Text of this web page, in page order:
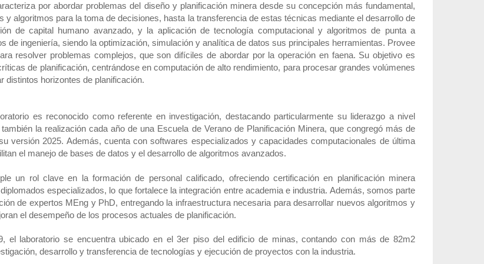
por abordar problemas del diseño y planificación minera desde su concepción más fundamental,
y algoritmos para la toma de decisiones, hasta la transferencia de estas técnicas mediante el desarrollo de
de capital humano avanzado, y la aplicación de tecnología computacional y algoritmos de punta a
de ingeniería, siendo la optimización, simulación y analítica de datos sus principales herramientas. Provee
resolver problemas complejos, que son difíciles de abordar por la operación en faena. Su objetivo es
de planificación, centrándose en computación de alto rendimiento, para procesar grandes volúmenes
distintos horizontes de planificación.
es reconocido como referente en investigación, destacando particularmente su liderazgo a nivel
la realización cada año de una Escuela de Verano de Planificación Minera, que congregó más de
versión 2025. Además, cuenta con softwares especializados y capacidades computacionales de última
el manejo de bases de datos y el desarrollo de algoritmos avanzados.
un rol clave en la formación de personal calificado, ofreciendo certificación en planificación minera
especializados, lo que fortalece la integración entre academia e industria. Además, somos parte
de expertos MEng y PhD, entregando la infraestructura necesaria para desarrollar nuevos algoritmos y
el desempeño de los procesos actuales de planificación.
el laboratorio se encuentra ubicado en el 3er piso del edificio de minas, contando con más de 82m2
desarrollo y transferencia de tecnologías y ejecución de proyectos con la industria.